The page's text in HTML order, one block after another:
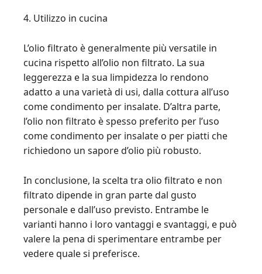
4. Utilizzo in cucina
L’olio filtrato è generalmente più versatile in
cucina rispetto all’olio non filtrato. La sua
leggerezza e la sua limpidezza lo rendono
adatto a una varietà di usi, dalla cottura all’uso
come condimento per insalate. D’altra parte,
l’olio non filtrato è spesso preferito per l’uso
come condimento per insalate o per piatti che
richiedono un sapore d’olio più robusto.
In conclusione, la scelta tra olio filtrato e non
filtrato dipende in gran parte dal gusto
personale e dall’uso previsto. Entrambe le
varianti hanno i loro vantaggi e svantaggi, e può
valere la pena di sperimentare entrambe per
vedere quale si preferisce.